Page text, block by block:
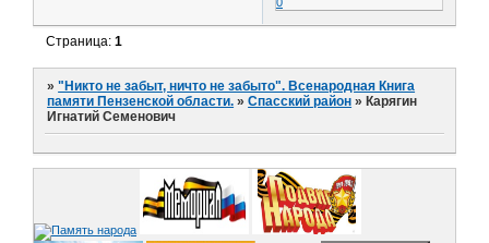
Страница:1
»"Никто не забыт, ничто не забыто". Всенародная Книга
памяти Пензенской области. »Спасский район » Карягин
Игнатий Семенович